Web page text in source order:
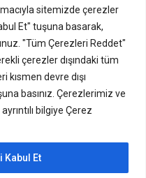
sitemizde çerezler
Et" tuşuna basarak,
"Tüm Çerezleri Reddet"
çerezler dışındaki tüm
devre dışı
basınız. Çerezlerimiz ve
bilgiye Çerez
Kabul Et
Aldı
Perakende
ve sektörün yakın
Konferansı,
sektörüyle
araya getirmeye ve